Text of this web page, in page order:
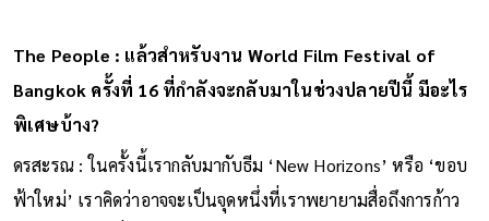
The People : แล้วสำหรับงาน World Film Festival of
Bangkok ครั้งที่ 16 ที่กำลังจะกลับมาในช่วงปลายปีนี้ มีอะไร
พิเศษบ้าง?
ดรสะรณ : ในครั้งนี้เรากลับมากับธีม ‘New Horizons’ หรือ ‘ขอบ
ฟ้าใหม่’ เราคิดว่าอาจจะเป็นจุดหนึ่งที่เราพยายามสื่อถึงการก้าว